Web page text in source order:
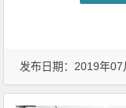
发布日期：2019年